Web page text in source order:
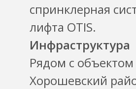
спринклерная
лифта OTIS.
Инфраструктура
Рядом с объектом
Хорошевский